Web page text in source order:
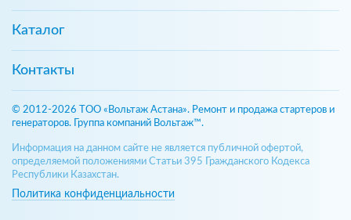
Каталог
Контакты
© 2012-2026 ТОО «Вольтаж Астана». Ремонт и продажа стартеров и
генераторов. Группа компаний Вольтаж™.
Информация на данном сайте не является публичной офертой,
определяемой положениями Статьи 395 Гражданского Кодекса
Республики Казахстан.
Политика конфиденциальности